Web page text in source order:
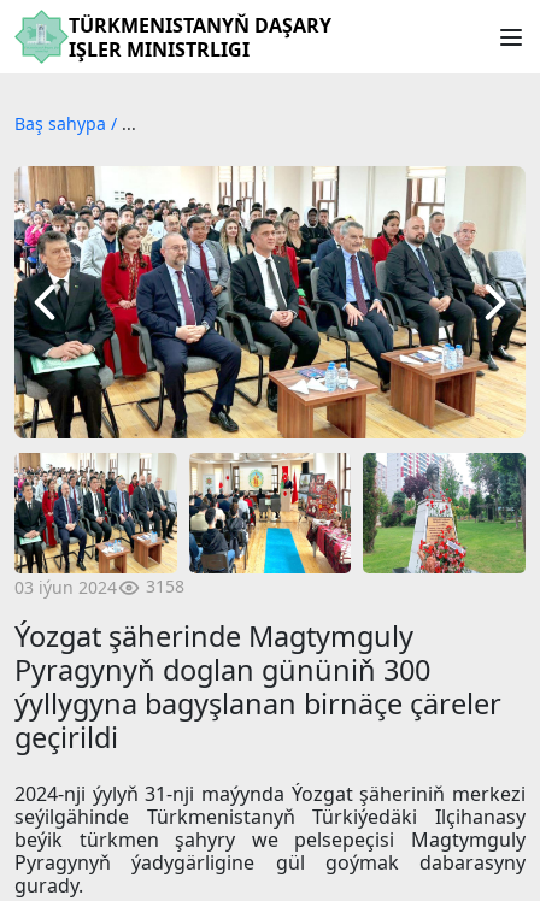
TÜRKMENISTANYŇ DAŞARY
IŞLER MINISTRLIGI
Baş sahypa / ...
03 iýun 2024 3158
Ýozgat şäherinde Magtymguly
Pyragynyň doglan gününiň 300
ýyllygyna bagyşlanan birnäçe çäreler
geçirildi
2024-nji ýylyň 31-nji maýynda Ýozgat şäheriniň merkezi
seýilgähinde Türkmenistanyň Türkiýedäki Ilçihanasy
beýik türkmen şahyry we pelsepeçisi Magtymguly
Pyragynyň ýadygärligine gül goýmak dabarasyny
gurady.